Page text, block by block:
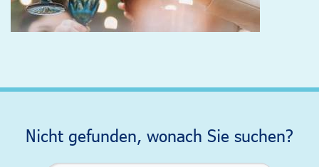
Nicht gefunden, wonach Sie suchen?